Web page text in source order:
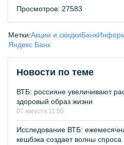
Просмотров: 27583
Метки:Акции и скидки
Яндекс Банк
Новости по теме
ВТБ: россияне увеличивают
здоровый образ жизни
07 августа 11:50
Исследование ВТБ:
кешбэка создает волны спроса